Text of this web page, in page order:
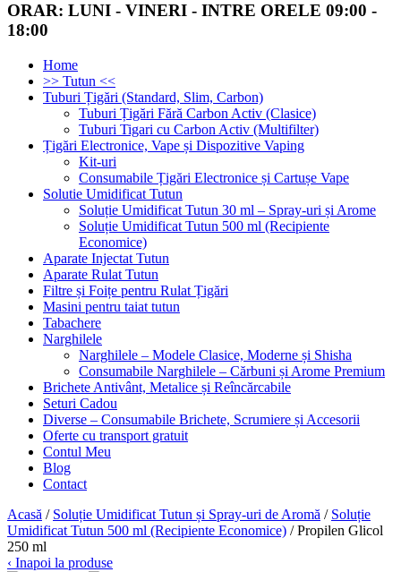
ORAR: LUNI - VINERI - INTRE ORELE 09:00 -
18:00
Home
>> Tutun <<
Tuburi Țigări (Standard, Slim, Carbon)
Tuburi Țigări Fără Carbon Activ (Clasice)
Tuburi Tigari cu Carbon Activ (Multifilter)
Țigări Electronice, Vape și Dispozitive Vaping
Kit-uri
Consumabile Țigări Electronice și Cartușe Vape
Solutie Umidificat Tutun
Soluție Umidificat Tutun 30 ml – Spray-uri și Arome
Soluție Umidificat Tutun 500 ml (Recipiente
Economice)
Aparate Injectat Tutun
Aparate Rulat Tutun
Filtre și Foițe pentru Rulat Țigări
Masini pentru taiat tutun
Tabachere
Narghilele
Narghilele – Modele Clasice, Moderne și Shisha
Consumabile Narghilele – Cărbuni și Arome Premium
Brichete Antivânt, Metalice și Reîncărcabile
Seturi Cadou
Diverse – Consumabile Brichete, Scrumiere și Accesorii
Oferte cu transport gratuit
Contul Meu
Blog
Contact
Acasă / Soluție Umidificat Tutun și Spray-uri de Aromă / Soluție
Umidificat Tutun 500 ml (Recipiente Economice) / Propilen Glicol
250 ml
‹ Inapoi la produse